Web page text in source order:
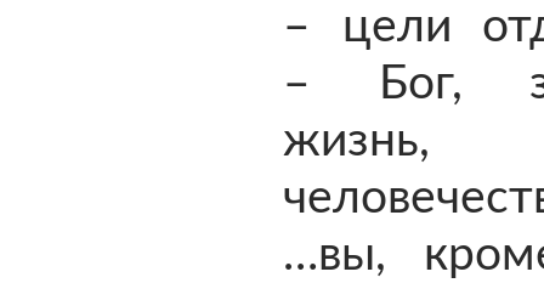
– цели
– Бог,
жизнь,
…вы,